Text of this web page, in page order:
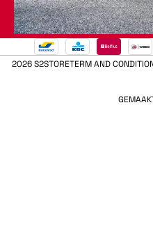
2026 S2STORETERM AND